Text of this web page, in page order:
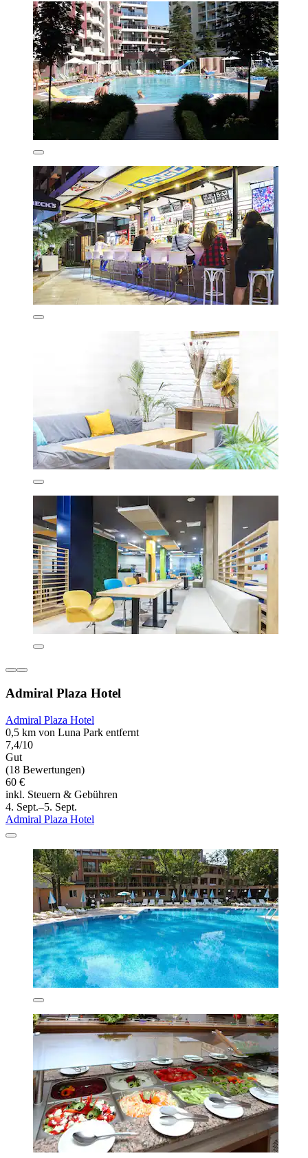
Admiral Plaza Hotel
Admiral Plaza Hotel
0,5 km von Luna Park entfernt
7,4/10
Gut
(18 Bewertungen)
60 €
inkl. Steuern & Gebühren
4. Sept.–5. Sept.
Admiral Plaza Hotel